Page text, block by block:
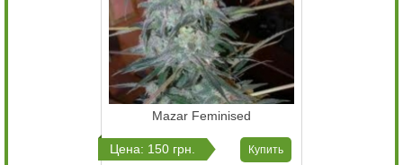
Mazar Feminised
Цена: 150 грн. Купить